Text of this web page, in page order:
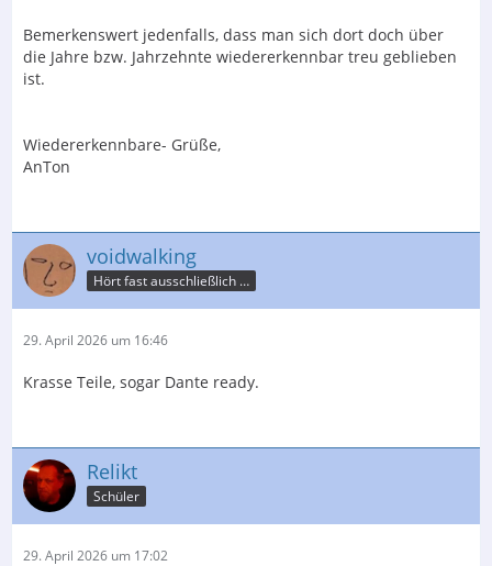
Bemerkenswert jedenfalls, dass man sich dort doch über
die Jahre bzw. Jahrzehnte wiedererkennbar treu geblieben
ist.
Wiedererkennbare- Grüße,
AnTon
voidwalking
Hört fast ausschließlich nur Krach
29. April 2026 um 16:46
Krasse Teile, sogar Dante ready.
Relikt
Schüler
29. April 2026 um 17:02